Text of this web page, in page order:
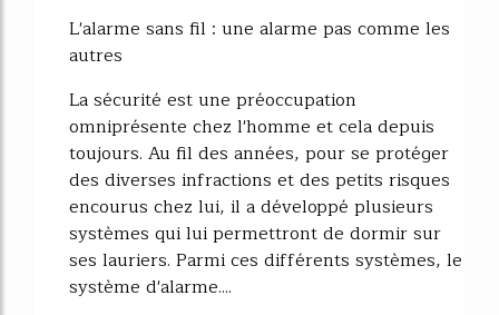
L'alarme sans fil : une alarme pas comme les
autres
La sécurité est une préoccupation
omniprésente chez l'homme et cela depuis
toujours. Au fil des années, pour se protéger
des diverses infractions et des petits risques
encourus chez lui, il a développé plusieurs
systèmes qui lui permettront de dormir sur
ses lauriers. Parmi ces différents systèmes, le
système d'alarme....